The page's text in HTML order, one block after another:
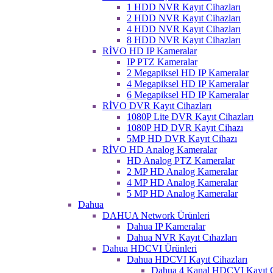
1 HDD NVR Kayıt Cihazları
2 HDD NVR Kayıt Cihazları
4 HDD NVR Kayıt Cihazları
8 HDD NVR Kayıt Cihazları
RİVO HD IP Kameralar
IP PTZ Kameralar
2 Megapiksel HD IP Kameralar
4 Megapiksel HD IP Kameralar
6 Megapiksel HD IP Kameralar
RİVO DVR Kayıt Cihazları
1080P Lite DVR Kayıt Cihazları
1080P HD DVR Kayıt Cihazı
5MP HD DVR Kayıt Cihazı
RİVO HD Analog Kameralar
HD Analog PTZ Kameralar
2 MP HD Analog Kameralar
4 MP HD Analog Kameralar
5 MP HD Analog Kameralar
Dahua
DAHUA Network Ürünleri
Dahua IP Kameralar
Dahua NVR Kayıt Cıhazları
Dahua HDCVI Ürünleri
Dahua HDCVI Kayıt Cihazları
Dahua 4 Kanal HDCVI Kayıt